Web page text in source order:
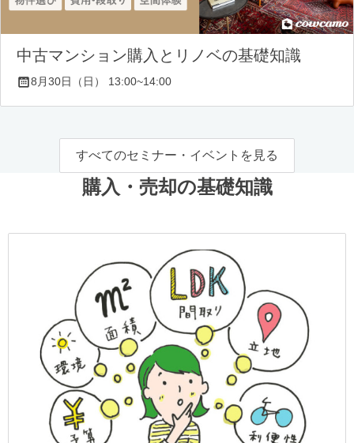
中古マンション購入とリノベの基礎知識
8月30日（日） 13:00~14:00
すべてのセミナー・イベントを見る
購入・売却の基礎知識